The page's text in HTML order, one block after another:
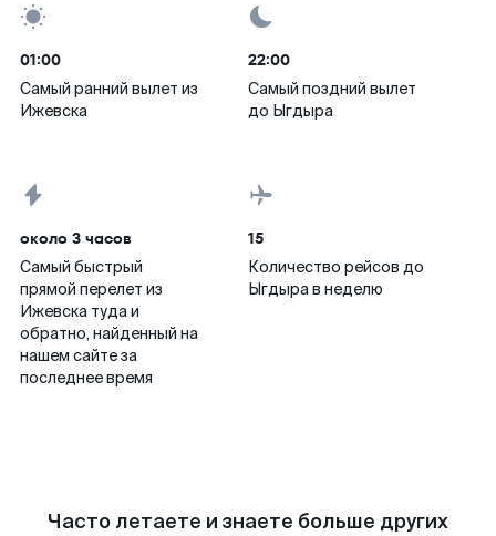
01:00
Самый ранний вылет из
Ижевска
22:00
Самый поздний вылет
до Ыгдыра
около 3 часов
Самый быстрый
прямой перелет из
Ижевска туда и
обратно, найденный на
нашем сайте за
последнее время
15
Количество рейсов до
Ыгдыра в неделю
Часто летаете и знаете больше других